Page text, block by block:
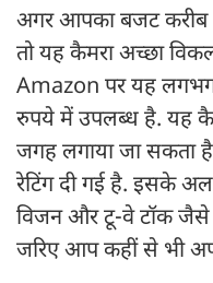
अगर आपका बजट
तो यह कैमरा अच्छा
Amazon पर यह
रुपये में उपलब्ध है. यह
जगह लगाया जा सकता
रेटिंग दी गई है. इसके
विजन और टू-वे टॉक जैसे
जरिए आप कहीं से भी